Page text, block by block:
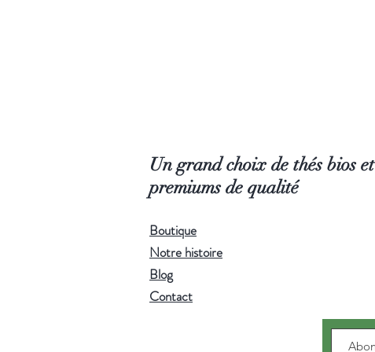
Un grand choix de thés bios et
premiums de qualité
Boutique
Notre histoire
Blog
Contact